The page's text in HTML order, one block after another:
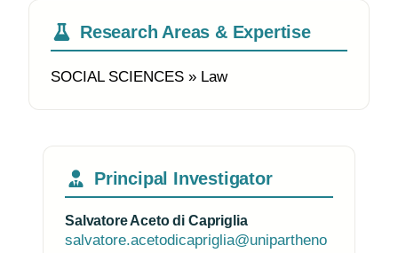
Research Areas & Expertise
SOCIAL SCIENCES » Law
Principal Investigator
Salvatore Aceto di Capriglia
salvatore.acetodicapriglia@unipartheno